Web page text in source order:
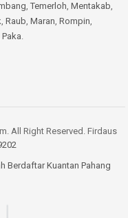
, Temerloh, Mentakab,
, Raub, Maran, Rompin,
Paka.
All Right Reserved. Firdaus
Berdaftar Kuantan Pahang